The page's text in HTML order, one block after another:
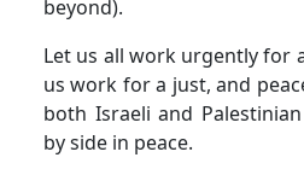
beyond).
Let us all work urgently for
us work for a just, and
both Israeli and
by side in peace.